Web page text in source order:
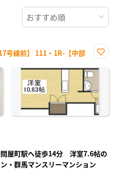
号線前】 111・1R-【中部
に入
り登
問屋町駅へ徒歩14分 洋室7.6帖の
・群馬マンスリーマンション